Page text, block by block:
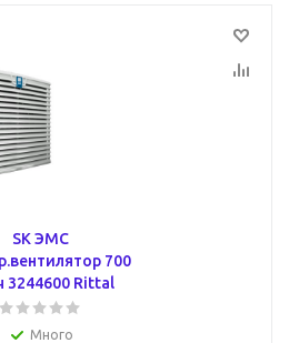
SK ЭМС
700
3244600 Rittal
Много